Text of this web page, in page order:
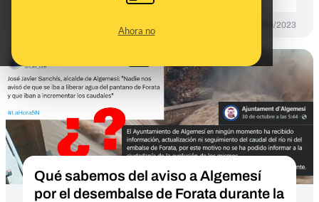
Ahora no 15/09/2023
Qué sabemos del aviso a Algemesí
por el desembalse de Forata durante la